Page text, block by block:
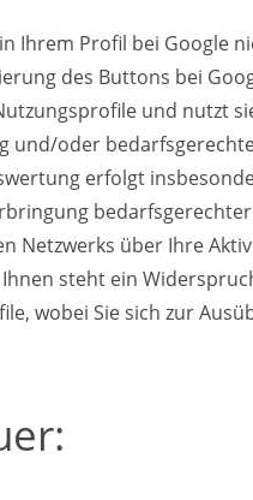
Ihrem Profil bei Google
des Buttons bei
und nutzt
und/oder
erfolgt
Netzwerks über Ihre
steht ein
wobei Sie sich zur